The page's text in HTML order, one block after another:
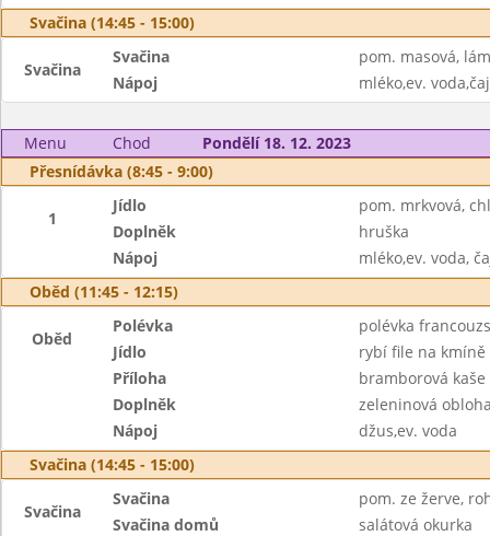
Svačina (14:45 - 15:00)
Svačina
Svačina
pom. masová,
Nápoj
mléko,ev. voda,čaj
Menu Chod
Pondělí 18. 12. 2023
Přesnídávka (8:45 - 9:00)
1
Jídlo
pom. mrkvová,
Doplněk
hruška
Nápoj
mléko,ev. voda,
Oběd (11:45 - 12:15)
Oběd
Polévka
polévka
Jídlo
rybí file na kmíně
Příloha
bramborová kaše
Doplněk
zeleninová
Nápoj
džus,ev. voda
Svačina (14:45 - 15:00)
Svačina
Svačina
pom. ze žerve,
Svačina domů
salátová okurka